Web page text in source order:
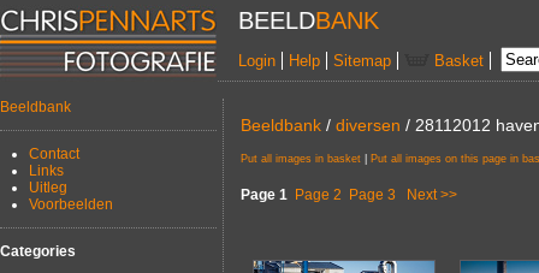
BEELDBANK
Login Help Sitemap Basket
Beeldbank
Contact
Links
Uitleg
Voorbeelden
Categories
Beeldbank / diversen / 28112012
Put all images in basket Put all images on this page in
Page 1 Page 2 Page 3 Next >>